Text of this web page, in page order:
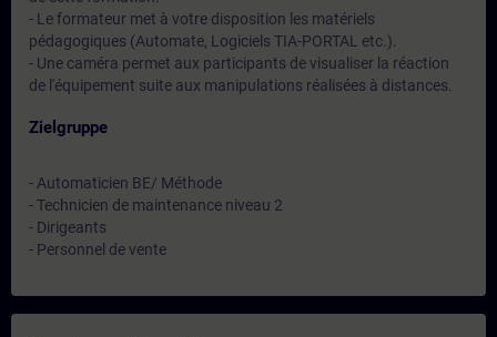
- Le formateur met à votre disposition les matériels
pédagogiques (Automate, Logiciels TIA-PORTAL etc.).
- Une caméra permet aux participants de visualiser la réaction
de l'équipement suite aux manipulations réalisées à distances.
Zielgruppe
- Automaticien BE/ Méthode
- Technicien de maintenance niveau 2
- Dirigeants
- Personnel de vente